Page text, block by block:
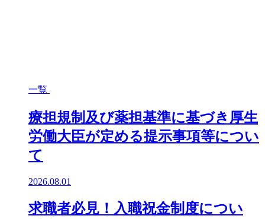
一覧
療担規制及び薬担基準に基づき厚生
労働大臣が定める提示事項等につい
て
2026.08.01
求職者必見！入職祝金制度につい